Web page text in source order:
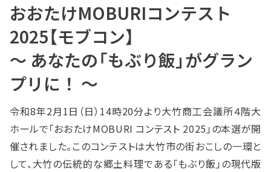
おおたけMOBURIコンテスト
2025【モブコン】
～ あなたの「もぶり飯」がグラン
プリに！ ～
令和8年2月1日（日）14時20分より大竹商工会議所４階大
ホールで「おおたけMOBURI コンテスト 2025」の本選が開
催されました。このコンテストは大竹市の街おこしの一環と
して、大竹の伝統的な郷土料理である「もぶり飯」の現代版